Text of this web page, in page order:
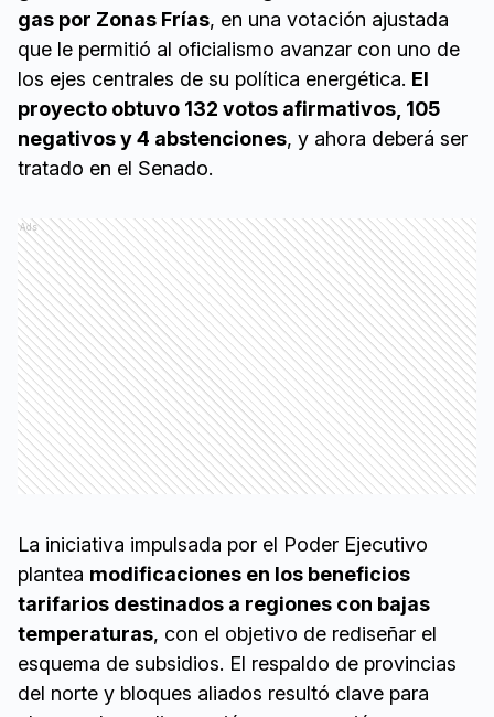
gas por Zonas Frías, en una votación ajustada
que le permitió al oficialismo avanzar con uno de
los ejes centrales de su política energética. El
proyecto obtuvo 132 votos afirmativos, 105
negativos y 4 abstenciones, y ahora deberá ser
tratado en el Senado.
Ads
La iniciativa impulsada por el Poder Ejecutivo
plantea modificaciones en los beneficios
tarifarios destinados a regiones con bajas
temperaturas, con el objetivo de rediseñar el
esquema de subsidios. El respaldo de provincias
del norte y bloques aliados resultó clave para